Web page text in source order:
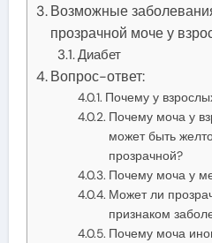
Возможные
прозрачной моче у
Диабет
Вопрос-ответ:
Почему у
Почему моча у
может быть
прозрачной?
Почему моча у
Может ли
признаком
Почему моча